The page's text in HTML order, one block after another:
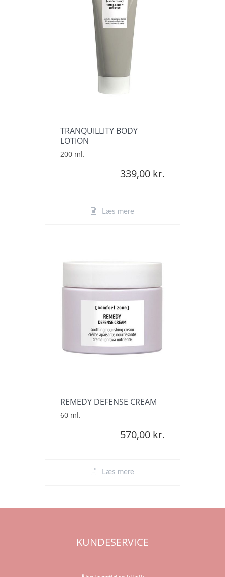
TRANQUILLITY BODY
LOTION
200 ml.
339,00 kr.
Læs mere
REMEDY DEFENSE CREAM
60 ml.
570,00 kr.
Læs mere
KUNDESERVICE